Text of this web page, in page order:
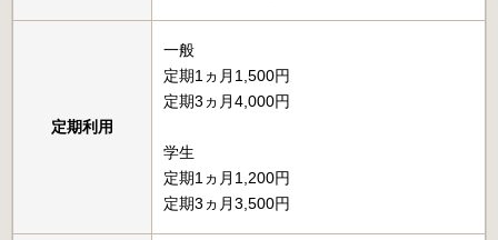
定期利用
一般
定期1ヵ月1,500円
定期3ヵ月4,000円
学生
定期1ヵ月1,200円
定期3ヵ月3,500円